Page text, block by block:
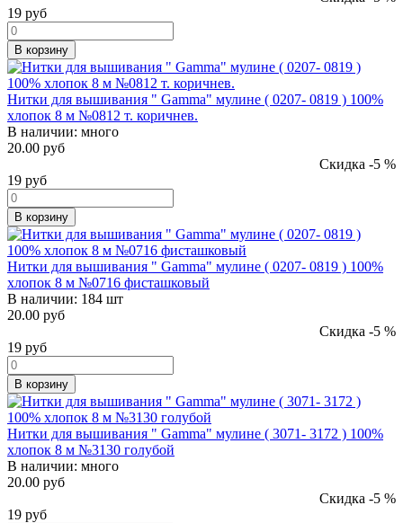
19 руб
В корзину
Нитки для вышивания " Gamma" мулине ( 0207- 0819 ) 100%
хлопок 8 м №0812 т. коричнев.
В наличии: много
20.00 руб
Скидка -5 %
19 руб
В корзину
Нитки для вышивания " Gamma" мулине ( 0207- 0819 ) 100%
хлопок 8 м №0716 фисташковый
В наличии: 184 шт
20.00 руб
Скидка -5 %
19 руб
В корзину
Нитки для вышивания " Gamma" мулине ( 3071- 3172 ) 100%
хлопок 8 м №3130 голубой
В наличии: много
20.00 руб
Скидка -5 %
19 руб